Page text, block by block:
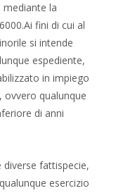
mediante la
fini di cui al
si intende
espediente,
in impiego
ovvero qualunque
di anni
fattispecie,
esercizio